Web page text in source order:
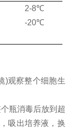
2-8℃
-20℃
)观察整个细胞生
瓶消毒后放到超
吸出培养液，换